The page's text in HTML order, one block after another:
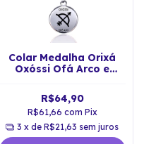
Colar Medalha Orixá
Oxóssi Ofá Arco e
Espiritual
R$64,90
R$61,66 com Pix
3 x deR$21,63 sem juros